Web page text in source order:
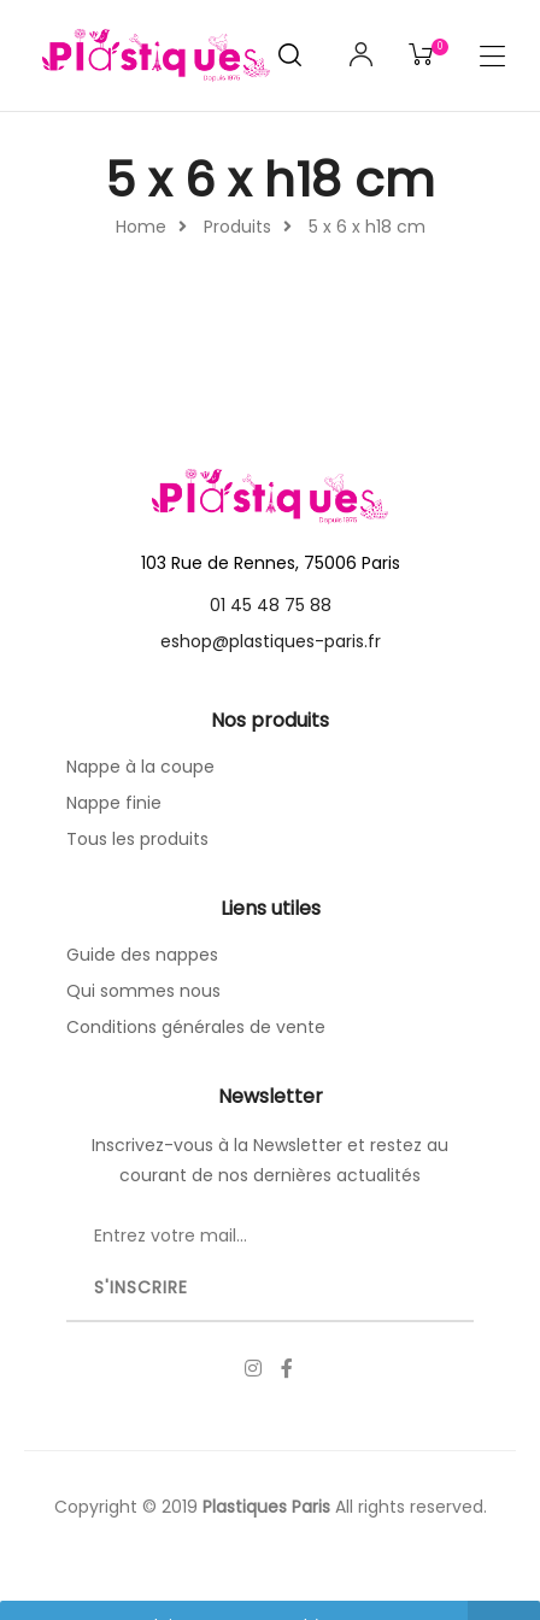
0
Home Produits 5 x 6 x h18 cm
5 x 6 x h18 cm
103 Rue de Rennes, 75006 Paris
01 45 48 75 88
eshop@plastiques-paris.fr
Nos produits
Nappe à la coupe
Nappe finie
Tous les produits
Liens utiles
Guide des nappes
Qui sommes nous
Conditions générales de vente
Newsletter
Inscrivez-vous à la Newsletter et restez au
courant de nos dernières actualités
Copyright © 2019 Plastiques ParisAll rights reserved.